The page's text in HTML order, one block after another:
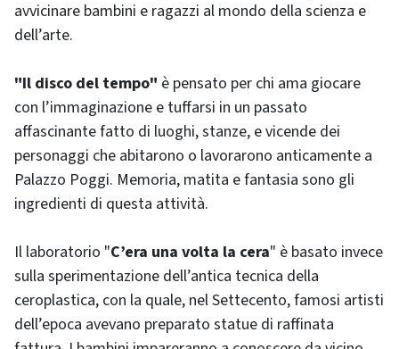
avvicinare bambini e ragazzi al mondo della scienza e
dell’arte.
"Il disco del tempo" è pensato per chi ama giocare
con l’immaginazione e tuffarsi in un passato
affascinante fatto di luoghi, stanze, e vicende dei
personaggi che abitarono o lavorarono anticamente a
Palazzo Poggi. Memoria, matita e fantasia sono gli
ingredienti di questa attività.
Il laboratorio "C’era una volta la cera" è basato invece
sulla sperimentazione dell’antica tecnica della
ceroplastica, con la quale, nel Settecento, famosi artisti
dell’epoca avevano preparato statue di raffinata